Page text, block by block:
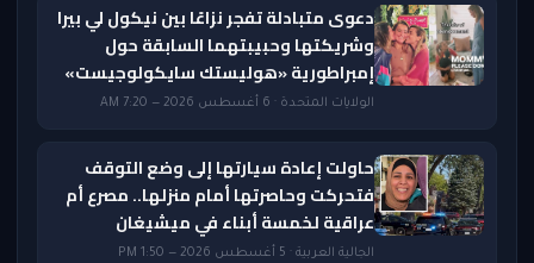
دعوى متبادلة تفجر نزاعًا بين نيكول لي بيرا
وشريكتها وحبيبتهما السابقة حول
إمبراطورية «هوليستك سايكولوجيست»
الولايات المتحدة · 6 أغسطس 2026 — 7:20 AM
حاولت إعادة سيارتها إلى وضع التوقف
فتحركت وحاصرتها أمام منزلها.. مصرع أم
عراقية لخمسة أبناء في ميشيغان
الجالية العربية · 5 أغسطس 2026 — 1:50 PM